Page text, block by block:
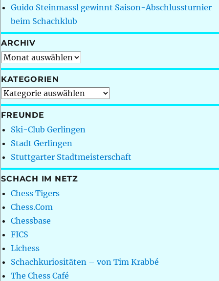
Guido Steinmassl gewinnt Saison-Abschlussturnier
beim Schachklub
ARCHIV
Archiv
KATEGORIEN
Kategorien
FREUNDE
Ski-Club Gerlingen
Stadt Gerlingen
Stuttgarter Stadtmeisterschaft
SCHACH IM NETZ
Chess Tigers
Chess.Com
Chessbase
FICS
Lichess
Schachkuriositäten – von Tim Krabbé
The Chess Café